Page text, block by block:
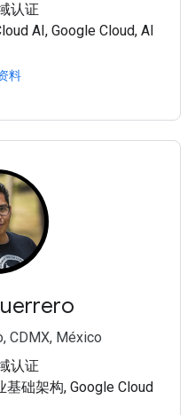
认证
AI, Google Cloud, AI
料
CDMX, México
认证
础架构, Google Cloud